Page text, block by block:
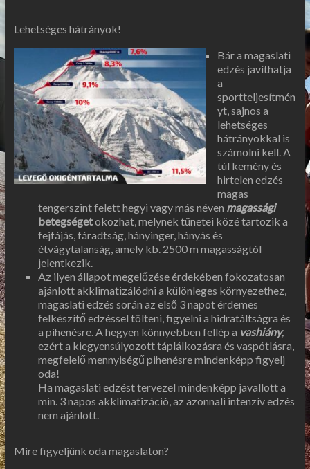
Lehetséges hátrányok!
Bár a magaslati
edzés javíthatja
a
sportteljesítmén
yt, sajnos a
lehetséges
hátrányokkal is
számolni kell. A
túl kemény és
hirtelen edzés
magas
tengerszint felett hegyi vagy más néven magassági
betegségetokozhat, melynek tünetei közé tartozik a
fejfájás, fáradtság, hányinger, hányás és
étvágytalanság, amely kb. 2500 m magasságtól
jelentkezik.
Az ilyen állapot megelőzése érdekében fokozatosan
ajánlott akklimatizálódni a különleges környezethez,
magaslati edzés során az első 3 napot érdemes
felkészítő edzéssel tölteni, figyelni a hidratáltságra és
a pihenésre. A hegyen könnyebben fellép a vashiány,
ezért a kiegyensúlyozott táplálkozásra és vaspótlásra,
megfelelő mennyiségű pihenésre mindenképp figyelj
oda!
Ha magaslati edzést tervezel mindenképp javallott a
min. 3 napos akklimatizáció, az azonnali intenzív edzés
nem ajánlott.
Mire figyeljünk oda magaslaton?